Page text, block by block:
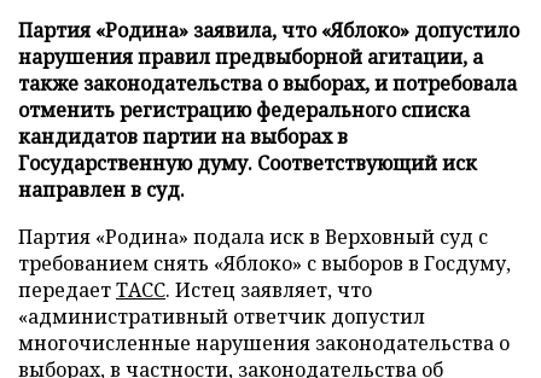
Партия «Родина» заявила, что «Яблоко» допустило
нарушения правил предвыборной агитации, а
также законодательства о выборах, и потребовала
отменить регистрацию федерального списка
кандидатов партии на выборах в
Государственную думу. Соответствующий иск
направлен в суд.
Партия «Родина» подала иск в Верховный суд с
требованием снять «Яблоко» с выборов в Госдуму,
передаетТАСС. Истец заявляет, что
«административный ответчик допустил
многочисленные нарушения законодательства о
выборах, в частности, законодательства об